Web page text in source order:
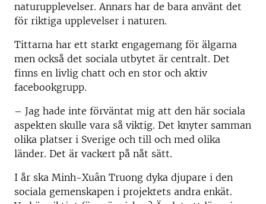
naturupplevelser. Annars har de bara använt det
för riktiga upplevelser i naturen.
Tittarna har ett starkt engagemang för älgarna
men också det sociala utbytet är centralt. Det
finns en livlig chatt och en stor och aktiv
facebookgrupp.
– Jag hade inte förväntat mig att den här sociala
aspekten skulle vara så viktig. Det knyter samman
olika platser i Sverige och till och med olika
länder. Det är vackert på nåt sätt.
I år ska Minh-Xuân Truong dyka djupare i den
sociala gemenskapen i projektets andra enkät.